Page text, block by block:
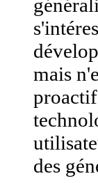
mais
des